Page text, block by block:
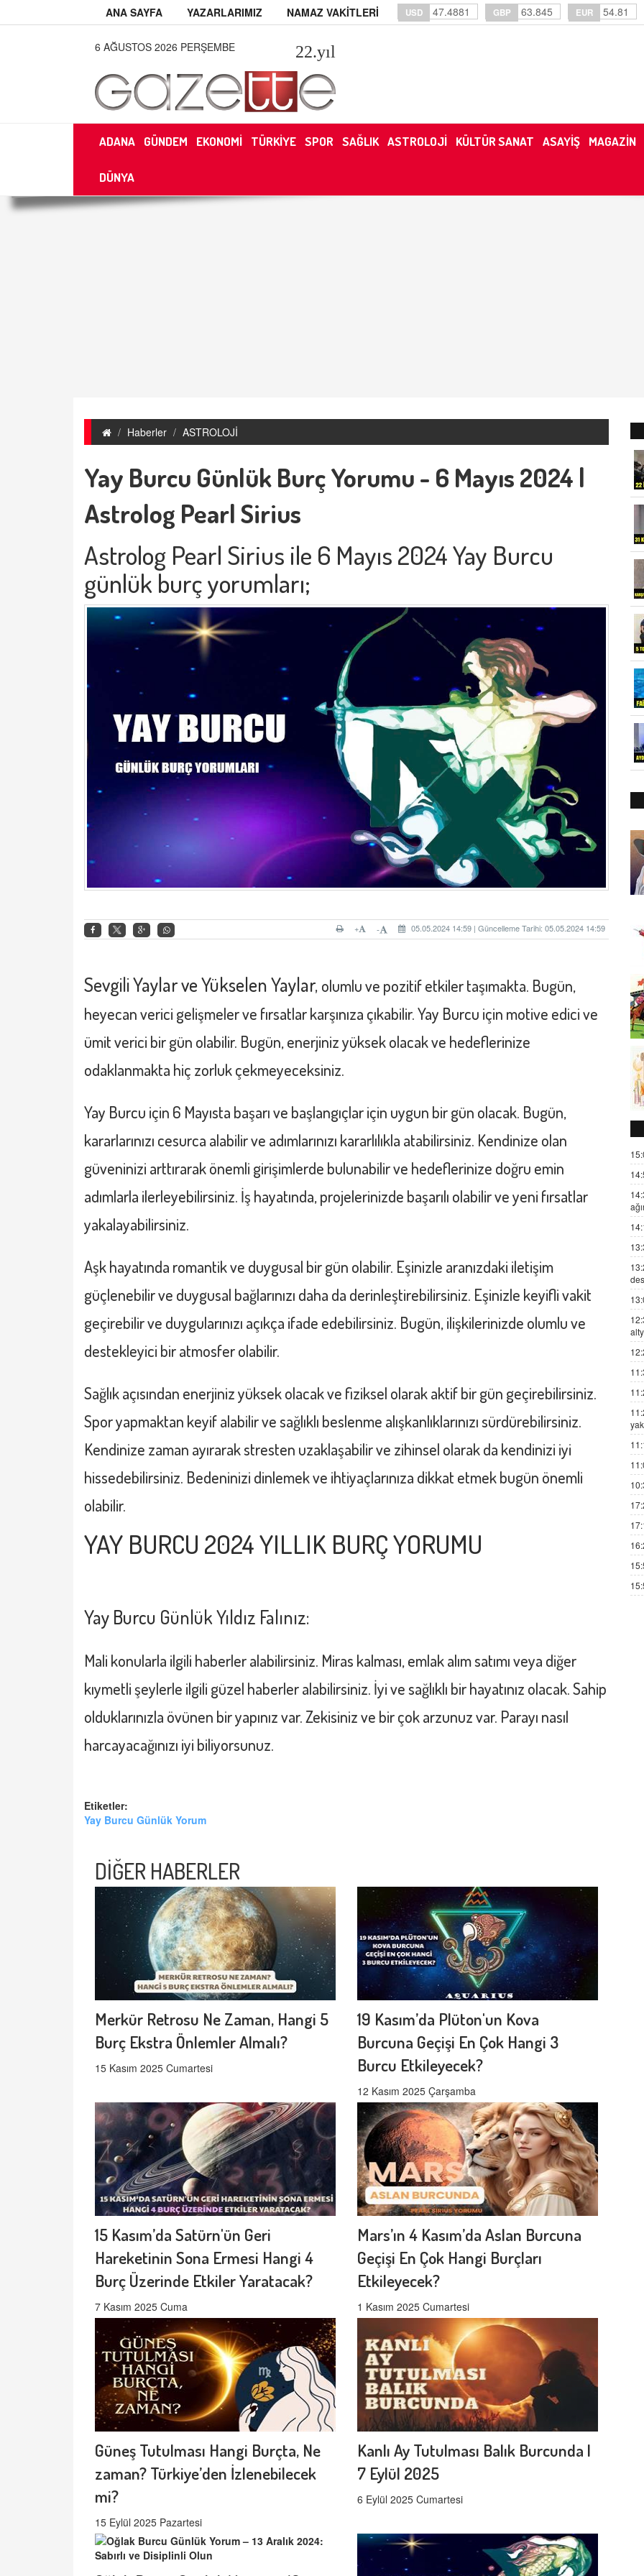
ANA SAYFA YAZARLARIMIZ NAMAZ VAKİTLERİ USD 47.4881 GBP 63.845 EUR 54.81
6 AĞUSTOS 2026 PERŞEMBE 22.yıl
ADANA GÜNDEM EKONOMİ TÜRKİYE SPOR SAĞLIK ASTROLOJİ KÜLTÜR SANAT ASAYİŞ MAGAZİN
DÜNYA
Haberler ASTROLOJİ
Yay Burcu Günlük Burç Yorumu - 6 Mayıs 2024 |
Astrolog Pearl Sirius
Astrolog Pearl Sirius ile 6 Mayıs 2024 Yay Burcu
günlük burç yorumları;
05.05.2024 14:59 | Güncelleme Tarihi: 05.05.2024 14:59
-
+
SevgiliYaylar ve Yükselen Yaylar, olumlu ve pozitif etkiler taşımakta. Bugün,
heyecan verici gelişmeler ve fırsatlar karşınıza çıkabilir.Yay Burcu için motive edici ve
ümit verici bir gün olabilir. Bugün, enerjiniz yüksek olacak ve hedeflerinize
odaklanmakta hiç zorluk çekmeyeceksiniz.
Yay Burcu için 6 Mayısta başarı ve başlangıçlar için uygun bir gün olacak. Bugün,
kararlarınızı cesurca alabilir ve adımlarınızı kararlılıkla atabilirsiniz. Kendinize olan
güveninizi arttırarak önemli girişimlerde bulunabilir ve hedeflerinize doğru emin
adımlarla ilerleyebilirsiniz. İş hayatında, projelerinizde başarılı olabilir ve yeni fırsatlar
yakalayabilirsiniz.
Aşk hayatında romantik ve duygusal bir gün olabilir. Eşinizle aranızdaki iletişim
güçlenebilir ve duygusal bağlarınızı daha da derinleştirebilirsiniz. Eşinizle keyifli vakit
geçirebilir ve duygularınızı açıkça ifade edebilirsiniz. Bugün, ilişkilerinizde olumlu ve
destekleyici bir atmosfer olabilir.
Sağlık açısından enerjiniz yüksek olacak ve fiziksel olarak aktif bir gün geçirebilirsiniz.
Spor yapmaktan keyif alabilir ve sağlıklı beslenme alışkanlıklarınızı sürdürebilirsiniz.
Kendinize zaman ayırarak stresten uzaklaşabilir ve zihinsel olarak da kendinizi iyi
hissedebilirsiniz. Bedeninizi dinlemek ve ihtiyaçlarınıza dikkat etmek bugün önemli
olabilir.
YAY BURCU 2024 YILLIK BURÇ YORUMU
Yay Burcu Günlük Yıldız Falınız:
Mali konularla ilgili haberler alabilirsiniz. Miras kalması, emlak alım satımı veya diğer
kıymetli şeylerle ilgili güzel haberler alabilirsiniz. İyi ve sağlıklı bir hayatınız olacak. Sahip
olduklarınızla övünen bir yapınız var. Zekisiniz ve bir çok arzunuz var. Parayı nasıl
harcayacağınızı iyi biliyorsunuz.
Etiketler:
Yay Burcu Günlük Yorum
DİĞER HABERLER
Merkür Retrosu Ne Zaman, Hangi 5
Burç Ekstra Önlemler Almalı?
15 Kasım 2025 Cumartesi
19 Kasım’da Plüton'un Kova
Burcuna Geçişi En Çok Hangi 3
Burcu Etkileyecek?
12 Kasım 2025 Çarşamba
15 Kasım’da Satürn'ün Geri
Hareketinin Sona Ermesi Hangi 4
Burç Üzerinde Etkiler Yaratacak?
7 Kasım 2025 Cuma
Mars’ın 4 Kasım’da Aslan Burcuna
Geçişi En Çok Hangi Burçları
Etkileyecek?
1 Kasım 2025 Cumartesi
Güneş Tutulması Hangi Burçta, Ne
zaman? Türkiye’den İzlenebilecek
mi?
15 Eylül 2025 Pazartesi
Kanlı Ay Tutulması Balık Burcunda |
7 Eylül 2025
6 Eylül 2025 Cumartesi